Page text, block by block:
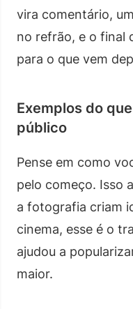
vira comentário,
no refrão, e o final
para o que vem
Exemplos do
público
Pense em como
pelo começo. Isso
a fotografia criam
cinema, esse é o
ajudou a
maior.